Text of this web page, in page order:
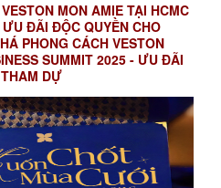
MON AMIE TẠI HCMC
ĐÃI ĐỘC QUYỀN CHO
PHONG CÁCH VESTON
SUMMIT 2025 - ƯU ĐÃI
DỰ